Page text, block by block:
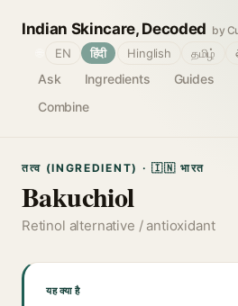
Indian Skincare, Decoded by
Ask Ingredients Guides
Combine
EN हिंदी Hinglish தமிழ்
तत्व (INGREDIENT) · 🇮🇳 भारत
Bakuchiol
Retinol alternative / antioxidant
यह क्या है